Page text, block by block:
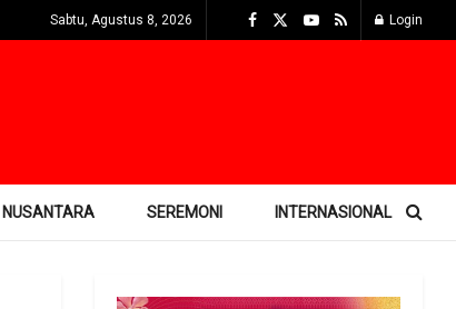
Sabtu, Agustus 8, 2026 Login
NUSANTARA SEREMONI INTERNASIONAL